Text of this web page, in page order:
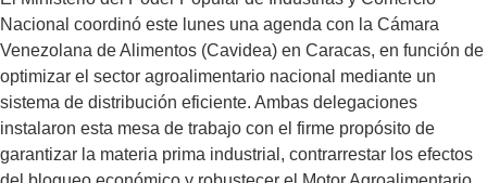
Nacional coordinó este lunes una agenda con la Cámara
Venezolana de Alimentos (Cavidea) en Caracas, en función de
optimizar el sector agroalimentario nacional mediante un
sistema de distribución eficiente. Ambas delegaciones
instalaron esta mesa de trabajo con el firme propósito de
garantizar la materia prima industrial, contrarrestar los efectos